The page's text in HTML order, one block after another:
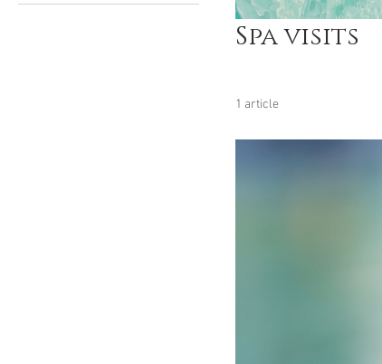
Spa visits
1 article